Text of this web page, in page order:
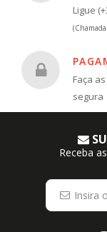
Ligue
Faça
segura
Receba